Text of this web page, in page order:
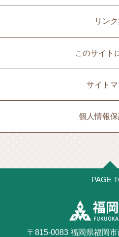
リン
このサイト
サイト
個人情報
PAGE
〒815-0083 福岡県福岡